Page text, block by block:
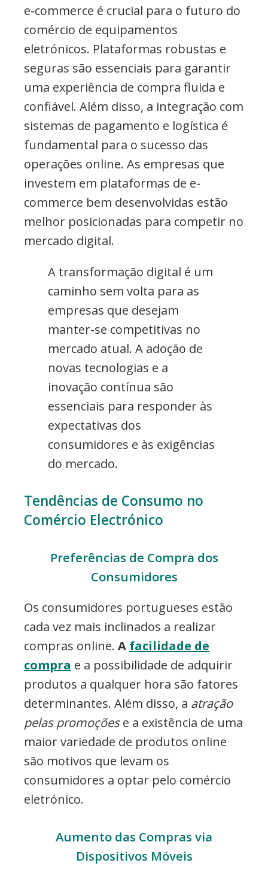
e-commerce é crucial para o futuro do
comércio de equipamentos
eletrónicos. Plataformas robustas e
seguras são essenciais para garantir
uma experiência de compra fluida e
confiável. Além disso, a integração com
sistemas de pagamento e logística é
fundamental para o sucesso das
operações online. As empresas que
investem em plataformas de e-
commerce bem desenvolvidas estão
melhor posicionadas para competir no
mercado digital.
A transformação digital é um
caminho sem volta para as
empresas que desejam
manter-se competitivas no
mercado atual. A adoção de
novas tecnologias e a
inovação contínua são
essenciais para responder às
expectativas dos
consumidores e às exigências
do mercado.
Tendências de Consumo no
Comércio Electrónico
Preferências de Compra dos
Consumidores
Os consumidores portugueses estão
cada vez mais inclinados a realizar
compras online. A facilidade de
compra e a possibilidade de adquirir
produtos a qualquer hora são fatores
determinantes. Além disso, a atração
pelas promoçõese a existência de uma
maior variedade de produtos online
são motivos que levam os
consumidores a optar pelo comércio
eletrónico.
Aumento das Compras via
Dispositivos Móveis